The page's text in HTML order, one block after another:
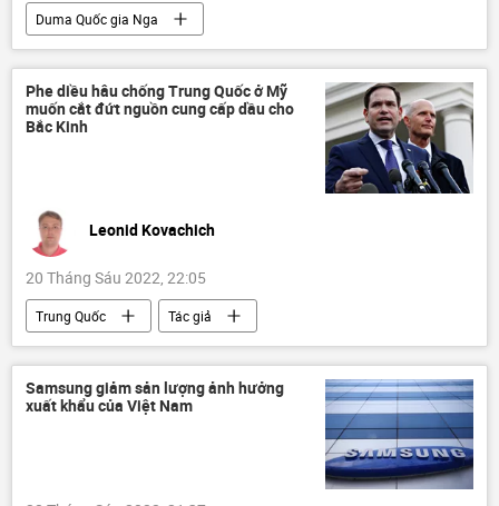
Duma Quốc gia Nga
Chiến dịch quân sự đặc biệt tại Ukraina
Ukraina
Cuộc khủng hoảng ở Ukraina
Quân sự
viện trợ quân sự
Phe diều hâu chống Trung Quốc ở Mỹ
muốn cắt đứt nguồn cung cấp dầu cho
Bắc Kinh
Leonid Kovachich
20 Tháng Sáu 2022, 22:05
Trung Quốc
Tác giả
Quan điểm-Ý kiến
chuyên gia
dầu khí
Hoa Kỳ
Kinh tế
Kinh doanh
doanh nghiệp
Samsung giảm sản lượng ảnh hưởng
xuất khẩu của Việt Nam